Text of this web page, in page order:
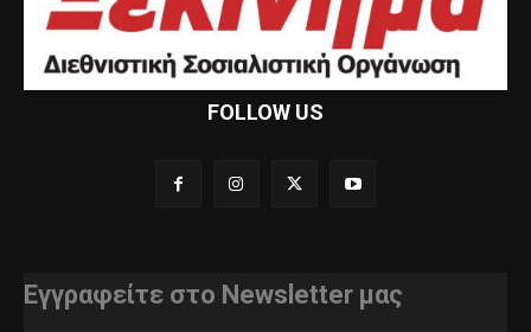
FOLLOW US
Εγγραφείτε στο Newsletter μας